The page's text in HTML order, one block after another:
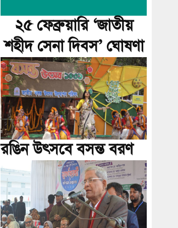
২৫ ফেব্রুয়ারি ‘জাতীয়
শহীদ সেনা দিবস’ ঘোষণা
রঙিন উৎসবে বসন্ত বরণ